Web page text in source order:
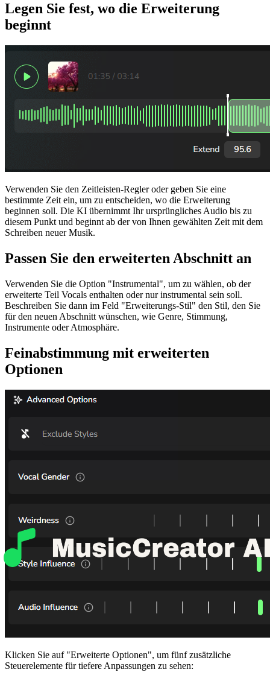
Legen Sie fest, wo die Erweiterung
beginnt
Verwenden Sie den Zeitleisten-Regler oder geben Sie eine
bestimmte Zeit ein, um zu entscheiden, wo die Erweiterung
beginnen soll. Die KI übernimmt Ihr ursprüngliches Audio bis zu
diesem Punkt und beginnt ab der von Ihnen gewählten Zeit mit dem
Schreiben neuer Musik.
Passen Sie den erweiterten Abschnitt an
Verwenden Sie die Option "Instrumental", um zu wählen, ob der
erweiterte Teil Vocals enthalten oder nur instrumental sein soll.
Beschreiben Sie dann im Feld "Erweiterungs-Stil" den Stil, den Sie
für den neuen Abschnitt wünschen, wie Genre, Stimmung,
Instrumente oder Atmosphäre.
Feinabstimmung mit erweiterten
Optionen
Klicken Sie auf "Erweiterte Optionen", um fünf zusätzliche
Steuerelemente für tiefere Anpassungen zu sehen: